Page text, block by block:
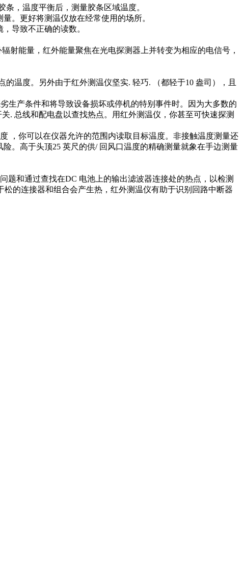
，温度平衡后，测量胶条区域温度。
。更好将测温仪放在经常使用的场所。
导致不正确的读数。
射能量，红外能量聚焦在光电探测器上并转变为相应的电信号，
温度。另外由于红外测温仪坚实. 轻巧. （都轻于10 盎司），且
生产条件和将导致设备损坏或停机的特别事件时。因为大多数的
. 总线和配电盘以查找热点。用红外测温仪，你甚至可快速探测
，你可以在仪器允许的范围内读取目标温度。非接触温度测量还
。高于头顶25 英尺的供/ 回风口温度的精确测量就象在手边测量
和通过查找在DC 电池上的输出滤波器连接处的热点，以检测
的连接器和组合会产生热，红外测温仪有助于识别回路中断器